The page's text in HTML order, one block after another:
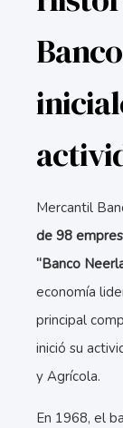
Mercantil
de 98
“Banco
economía
principal
inició su
y Agrícola.
En 1968, el